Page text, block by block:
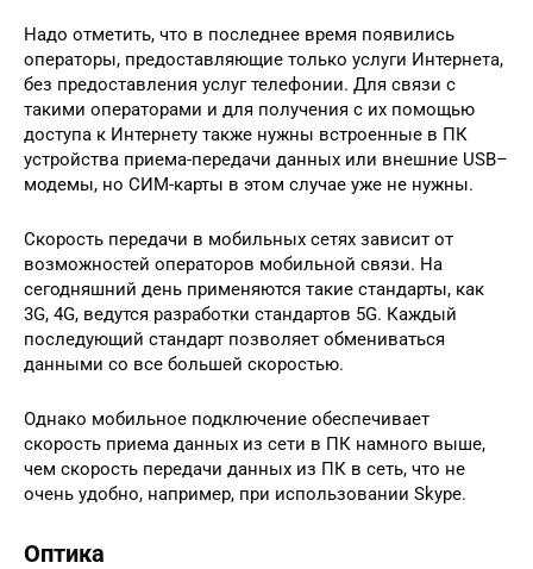
Надо отметить, что в последнее время появились
операторы, предоставляющие только услуги Интернета,
без предоставления услуг телефонии. Для связи с
такими операторами и для получения с их помощью
доступа к Интернету также нужны встроенные в ПК
устройства приема-передачи данных или внешние USB–
модемы, но СИМ-карты в этом случае уже не нужны.
Скорость передачи в мобильных сетях зависит от
возможностей операторов мобильной связи. На
сегодняшний день применяются такие стандарты, как
3G, 4G, ведутся разработки стандартов 5G. Каждый
последующий стандарт позволяет обмениваться
данными со все большей скоростью.
Однако мобильное подключение обеспечивает
скорость приема данных из сети в ПК намного выше,
чем скорость передачи данных из ПК в сеть, что не
очень удобно, например, при использовании Skype.
Оптика